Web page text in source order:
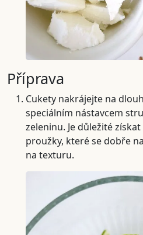
Příprava
Cukety nakrájejte na
speciálním nástavcem
zeleninu. Je důležité
proužky, které se dobře
na texturu.